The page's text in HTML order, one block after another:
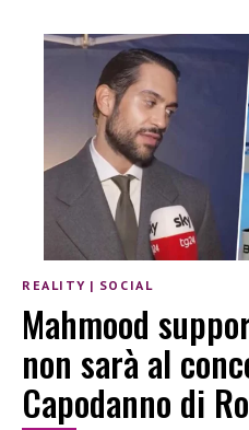
REALITY | SOCIAL
Mahmood
non sarà al
Capodanno di